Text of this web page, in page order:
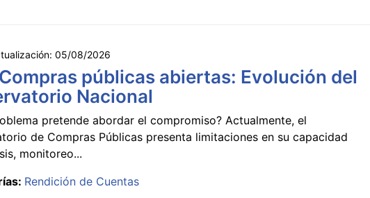
05/08/2026
públicas abiertas: Evolución del
Nacional
pretende abordar el compromiso? Actualmente, el
de Compras Públicas presenta limitaciones en su capacidad
monitoreo...
Rendición de Cuentas